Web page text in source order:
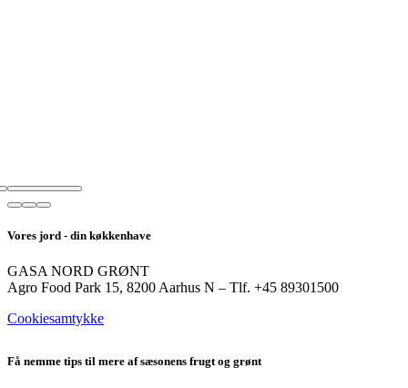
Vores jord - din køkkenhave
GASA NORD GRØNT
Agro Food Park 15, 8200 Aarhus N – Tlf. +45 89301500
Cookiesamtykke
Få nemme tips til mere af sæsonens frugt og grønt